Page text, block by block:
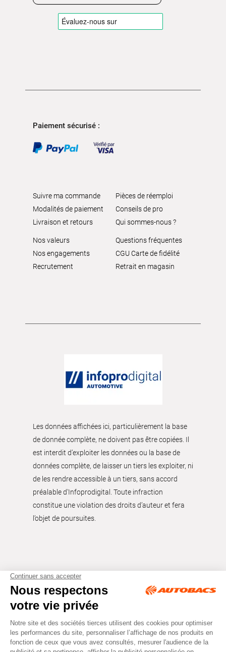
Paiement sécurisé :
Suivre ma commande
Modalités de paiement
Livraison et retours
Pièces de réemploi
Conseils de pro
Qui sommes-nous ?
Nos valeurs
Nos engagements
Recrutement
Questions fréquentes
CGU Carte de fidélité
Retrait en magasin
Les données affichées ici, particulièrement la base
de donnée complète, ne doivent pas être copiées. Il
est interdit d’exploiter les données ou la base de
données complète, de laisser un tiers les exploiter, ni
de les rendre accessible à un tiers, sans accord
préalable d'Infoprodigital. Toute infraction
constitue une violation des droits d’auteur et fera
l’objet de poursuites.
Tous droits réservés © Autobacs
Mentions légales RGPD